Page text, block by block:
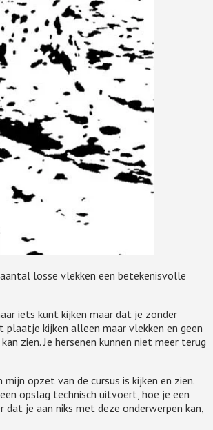
losse vlekken een betekenisvolle
iets kunt kijken maar dat je zonder
kijken alleen maar vlekken en geen
zien. Je hersenen kunnen niet meer terug
opzet van de cursus is kijken en zien.
opslag technisch uitvoert, hoe je een
je aan niks met deze onderwerpen kan,